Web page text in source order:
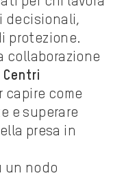
decisionali,
protezione.
collaborazione
capire come
e superare
presa in
un nodo